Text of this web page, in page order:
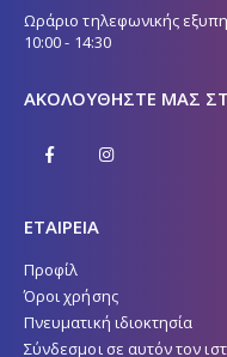
info@istikoglou.gr
Ωράριο τηλεφωνικής
Προφίλ
Όροι χρήσης
Πνευματική ιδιοκτησία